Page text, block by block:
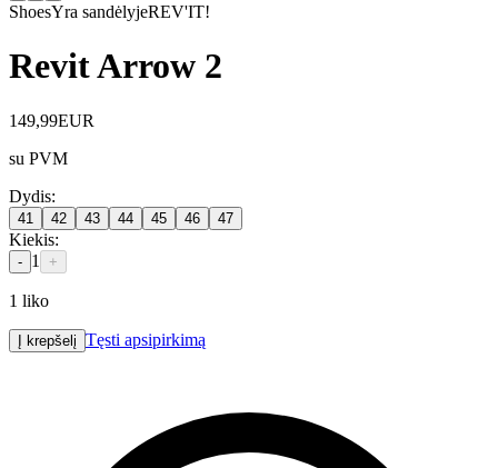
ShoesYra sandėlyjeREV'IT!
Revit Arrow 2
149,99EUR
su PVM
Dydis:
41 42 43 44 45 46 47
Kiekis:
- 1 +
1 liko
Į krepšelį Tęsti apsipirkimą